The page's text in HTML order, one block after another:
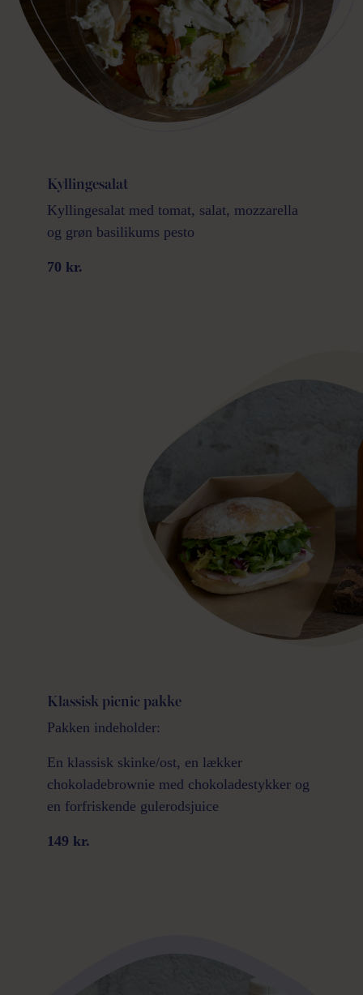
Kyllingesalat
Kyllingesalat med tomat, salat, mozzarella
og grøn basilikums pesto
70 kr.
Klassisk picnic pakke
Pakken indeholder:
En klassisk skinke/ost, en lækker
chokoladebrownie med chokoladestykker og
en forfriskende gulerodsjuice
149 kr.